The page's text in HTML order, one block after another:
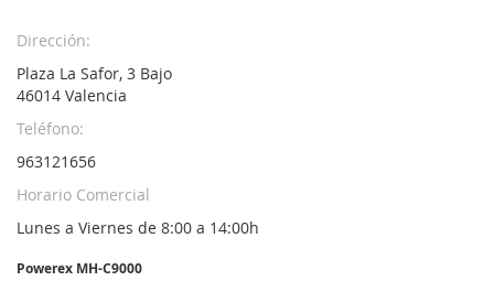
Dirección:
Plaza La Safor, 3 Bajo
46014 Valencia
Teléfono:
963121656
Horario Comercial
Lunes a Viernes de 8:00 a 14:00h
Powerex MH-C9000